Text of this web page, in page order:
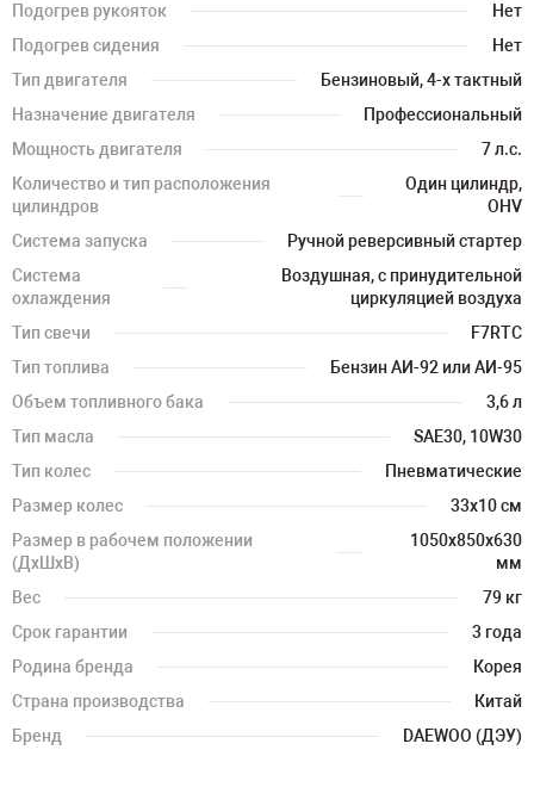
Подогрев рукояток
Нет
Подогрев сидения
Нет
Тип двигателя
Бензиновый, 4-х тактный
Назначение двигателя
Профессиональный
Мощность двигателя
7 л.с.
Количество и тип расположения
цилиндров
Один цилиндр,
OHV
Система запуска
Ручной реверсивный стартер
Система
охлаждения
Воздушная, с принудительной
циркуляцией воздуха
Тип свечи
F7RTC
Тип топлива
Бензин АИ-92 или АИ-95
Объем топливного бака
3,6 л
Тип масла
SAE30, 10W30
Тип колес
Пневматические
Размер колес
33х10 см
Размер в рабочем положении
(ДхШхВ)
1050х850х630
мм
Вес
79 кг
Срок гарантии
3 года
Родина бренда
Корея
Страна производства
Китай
Бренд
DAEWOO (ДЭУ)